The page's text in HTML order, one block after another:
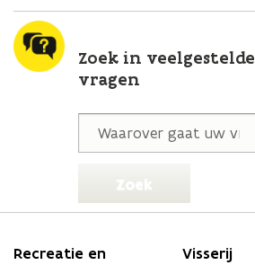
Zoek in veelgestelde
vragen
Recreatie en
Visserij